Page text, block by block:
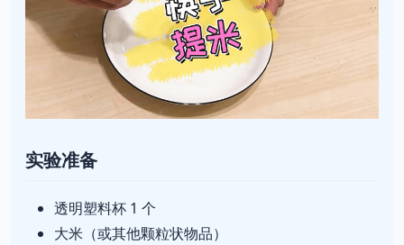
实验准备
透明塑料杯 1 个
大米（或其他颗粒状物品）